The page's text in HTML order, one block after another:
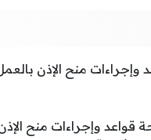
منح الإذن